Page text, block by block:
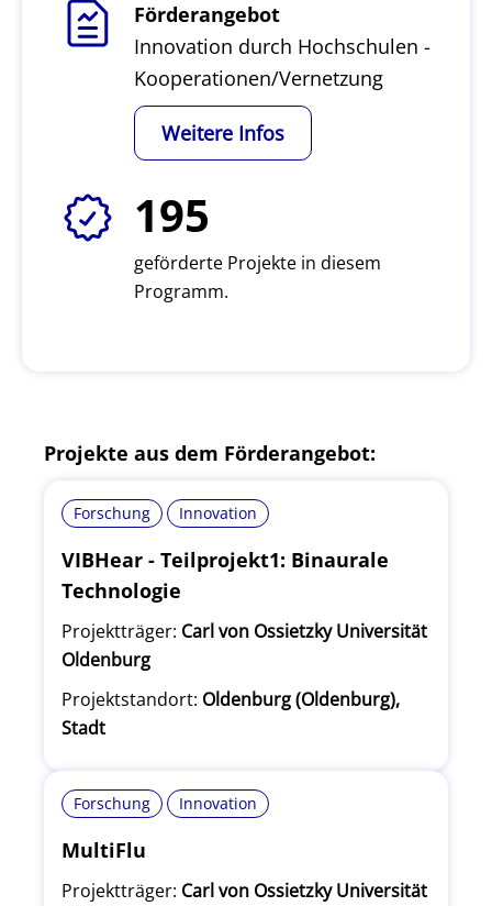
Förderangebot
Innovation durch Hochschulen -
Kooperationen/Vernetzung
Weitere Infos
195
geförderte Projekte in diesem
Programm.
Projekte aus dem Förderangebot:
Forschung Innovation
VIBHear - Teilprojekt1: Binaurale
Technologie
Projektträger: Carl von Ossietzky Universität
Oldenburg
Projektstandort: Oldenburg (Oldenburg),
Stadt
Forschung Innovation
MultiFlu
Projektträger: Carl von Ossietzky Universität